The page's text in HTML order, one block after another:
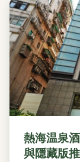
熱海温泉
與隱藏版